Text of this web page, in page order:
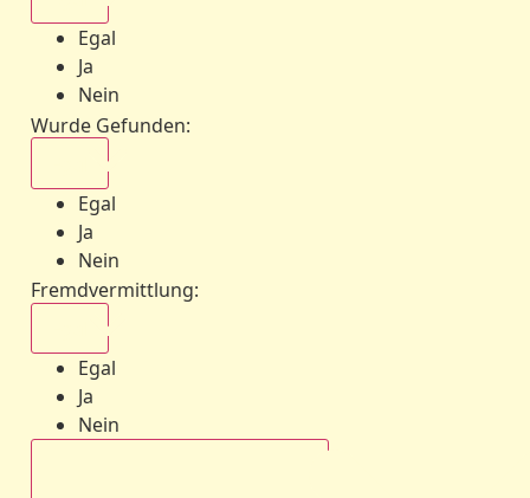
Egal
Ja
Nein
Wurde Gefunden:
Egal
Ja
Nein
Fremdvermittlung:
Egal
Ja
Nein